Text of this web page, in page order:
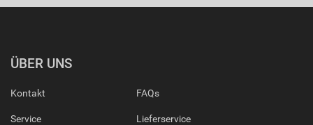
ÜBER UNS
Kontakt
Service
FAQs
Lieferservice